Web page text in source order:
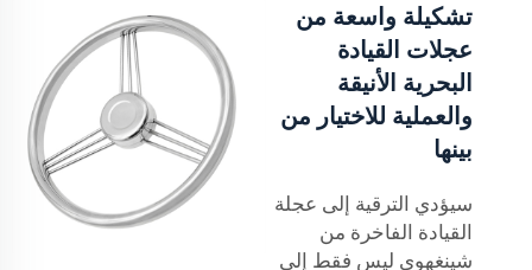
تشكيلة واسعة من
عجلات القيادة
البحرية الأنيقة
والعملية للاختيار من
بينها
سيؤدي الترقية إلى عجلة
القيادة الفاخرة من
شينغهوي ليس فقط إلى